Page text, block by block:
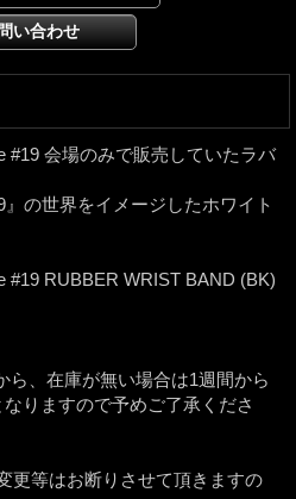
#19 会場のみで販売していたラバ
の世界をイメージしたホワイト
#19 RUBBER WRIST BAND (BK)
、在庫が無い場合は1週間から
りますので予めご了承くださ
更等はお断りさせて頂きますの